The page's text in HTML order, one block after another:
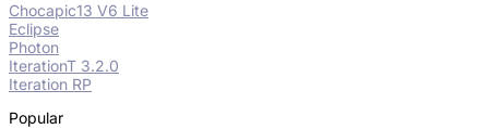
Chocapic13 V6 Lite
Eclipse
Photon
IterationT 3.2.0
Iteration RP
Popular